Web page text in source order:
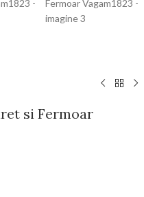
si Fermoar